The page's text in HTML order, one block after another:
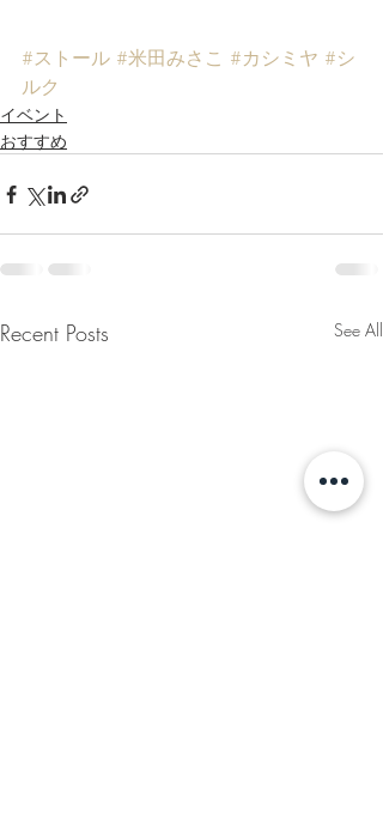
#ストール #米田みさこ #カシミヤ #シ
ルク
イベント
おすすめ
Recent Posts See All